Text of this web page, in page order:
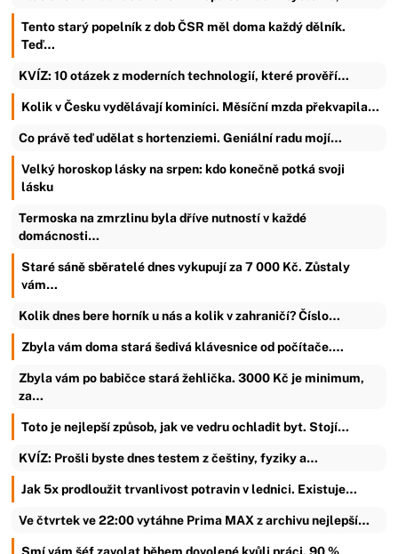
Tento starý popelník z dob ČSR měl doma každý dělník.
Teď…
KVÍZ: 10 otázek z moderních technologií, které prověří…
Kolik v Česku vydělávají kominíci. Měsíční mzda překvapila…
Co právě teď udělat s hortenziemi. Geniální radu mojí…
Velký horoskop lásky na srpen: kdo konečně potká svoji
lásku
Termoska na zmrzlinu byla dříve nutností v každé
domácnosti…
Staré sáně sběratelé dnes vykupují za 7 000 Kč. Zůstaly
vám…
Kolik dnes bere horník u nás a kolik v zahraničí? Číslo…
Zbyla vám doma stará šedivá klávesnice od počítače.…
Zbyla vám po babičce stará žehlička. 3000 Kč je minimum,
za…
Toto je nejlepší způsob, jak ve vedru ochladit byt. Stojí…
KVÍZ: Prošli byste dnes testem z češtiny, fyziky a…
Jak 5x prodloužit trvanlivost potravin v lednici. Existuje…
Ve čtvrtek ve 22:00 vytáhne Prima MAX z archivu nejlepší…
Smí vám šéf zavolat během dovolené kvůli práci. 90 %